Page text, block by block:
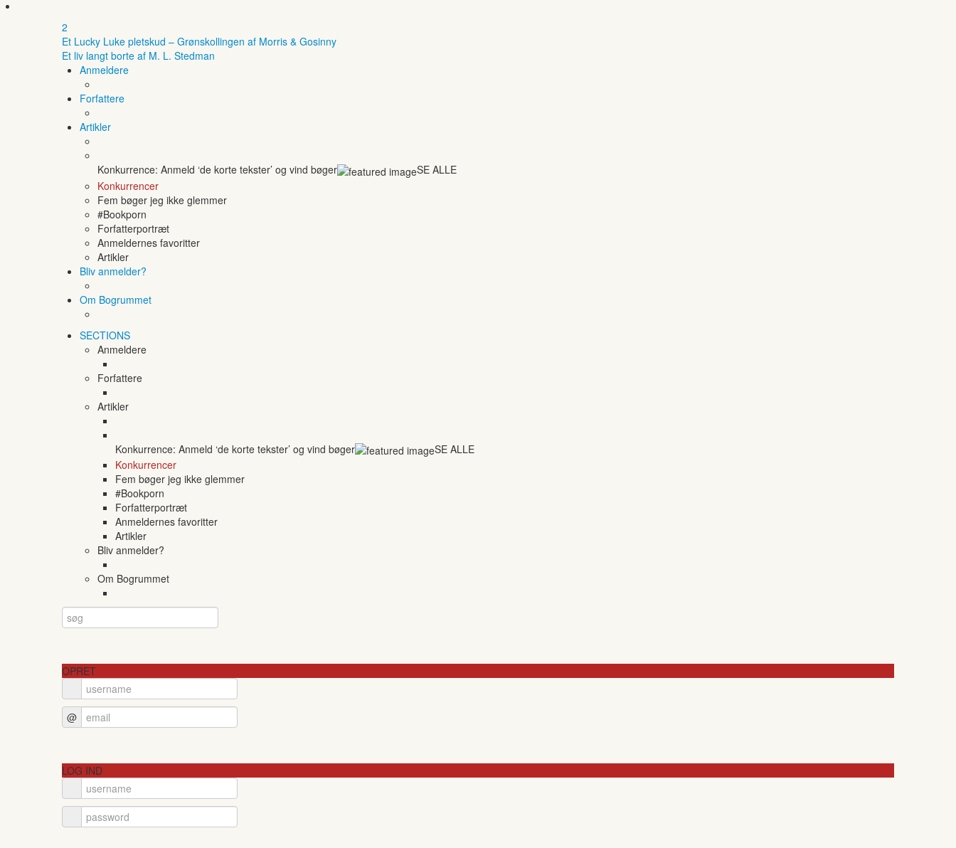
2
Et Lucky Luke pletskud – Grønskollingen af Morris & Gosinny
Et liv langt borte af M. L. Stedman
Anmeldere
Forfattere
Artikler
Konkurrence: Anmeld ‘de korte tekster’ og vind bøger
SE ALLE
Konkurrencer
Fem bøger jeg ikke glemmer
#Bookporn
Forfatterportræt
Anmeldernes favoritter
Artikler
Bliv anmelder?
Om Bogrummet
SECTIONS
Anmeldere
Forfattere
Artikler
Konkurrence: Anmeld ‘de korte tekster’ og vind bøger
SE ALLE
Konkurrencer
Fem bøger jeg ikke glemmer
#Bookporn
Forfatterportræt
Anmeldernes favoritter
Artikler
Bliv anmelder?
Om Bogrummet
OPRET
@
LOG IND